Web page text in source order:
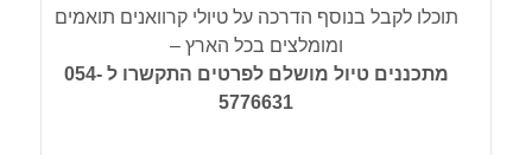
תוכלו לקבל בנוסף הדרכה על טיולי קרוואנים תואמים
ומומלצים בכל הארץ –
מתכננים טיול מושלם לפרטים
התקשרו ל 054-
5776631